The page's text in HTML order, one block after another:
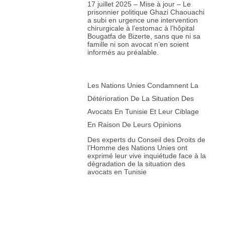
17 juillet 2025 – Mise à jour – Le
prisonnier politique Ghazi Chaouachi
a subi en urgence une intervention
chirurgicale à l’estomac à l’hôpital
Bougatfa de Bizerte, sans que ni sa
famille ni son avocat n’en soient
informés au préalable.
Les Nations Unies Condamnent La
Détérioration De La Situation Des
Avocats En Tunisie Et Leur Ciblage
En Raison De Leurs Opinions
Des experts du Conseil des Droits de
l’Homme des Nations Unies ont
exprimé leur vive inquiétude face à la
dégradation de la situation des
avocats en Tunisie